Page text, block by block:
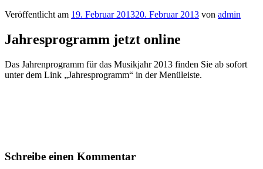
Veröffentlicht am 19. Februar 201320. Februar 2013 von admin
Jahresprogramm jetzt online
Das Jahrenprogramm für das Musikjahr 2013 finden Sie ab sofort
unter dem Link „Jahresprogramm“ in der Menüleiste.
Schreibe einen Kommentar